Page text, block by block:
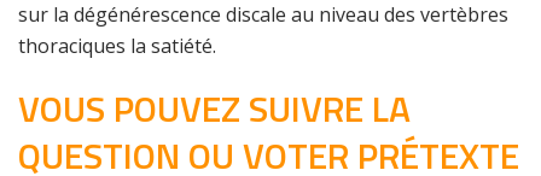
sur la dégénérescence discale au niveau des vertèbres
thoraciques la satiété.
VOUS POUVEZ SUIVRE LA
QUESTION OU VOTER PRÉTEXTE